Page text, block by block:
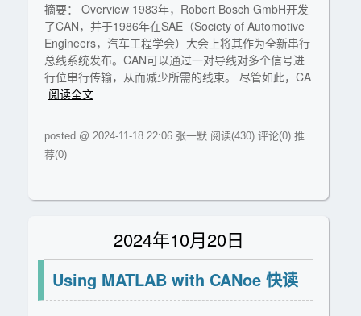
摘要： Overview 1983年，Robert Bosch GmbH开发
了CAN，并于1986年在SAE（Society of Automotive
Engineers，汽车工程学会）大会上将其作为全新串行
总线系统发布。CAN可以通过一对导线对多个信号进
行位串行传输，从而减少所需的线束。 尽管如此，CA
阅读全文
posted @ 2024-11-18 22:06 张一默 阅读(430) 评论(0) 推
荐(0)
2024年10月20日
Using MATLAB with CANoe 快读